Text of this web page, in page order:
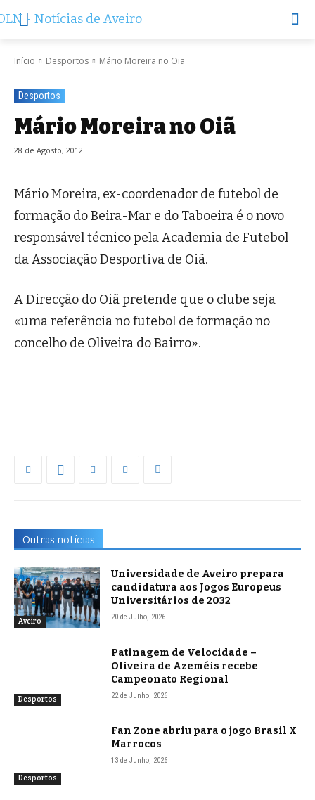
Início Desportos Mário Moreira no Oiã
Desportos
Mário Moreira no Oiã
28 de Agosto, 2012
Mário Moreira, ex-coordenador de futebol de
formação do Beira-Mar e do Taboeira é o novo
responsável técnico pela Academia de Futebol
da Associação Desportiva de Oiã.
A Direcção do Oiã pretende que o clube seja
«uma referência no futebol de formação no
concelho de Oliveira do Bairro».
Outras notícias
Aveiro
Universidade de Aveiro prepara
candidatura aos Jogos Europeus
Universitários de 2032
20 de Julho, 2026
Desportos
Patinagem de Velocidade –
Oliveira de Azeméis recebe
Campeonato Regional
22 de Junho, 2026
Desportos
Fan Zone abriu para o jogo Brasil X
Marrocos
13 de Junho, 2026